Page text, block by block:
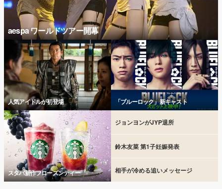
aespa ワールドツアー開幕
人気アイドルが初登場 「ブルーロック」新キャスト
スタバ新作フローズンティー
ジョンヨンがJYP退所
鈴木友菜 第1子妊娠発表
相手が冷める追いメッセージ